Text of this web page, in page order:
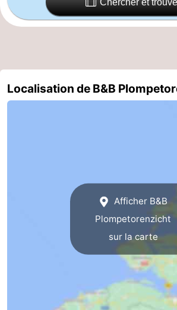
de
Surfen
-
des
Boire
Chercher et
Localisation de B&B
Afficher B&B
Plompetorenzicht
sur la carte